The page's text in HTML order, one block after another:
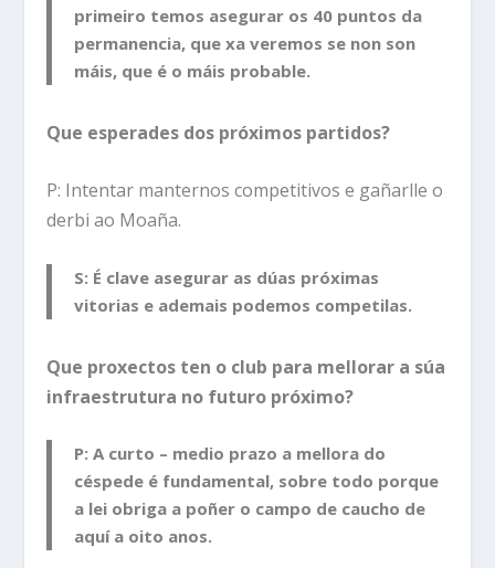
primeiro temos asegurar os 40 puntos da
permanencia, que xa veremos se non son
máis, que é o máis probable.
Que esperades dos próximos partidos?
P: Intentar manternos competitivos e gañarlle o
derbi ao Moaña.
S: É clave asegurar as dúas próximas
vitorias e ademais podemos competilas.
Que proxectos ten o club para mellorar a súa
infraestrutura no futuro próximo?
P: A curto – medio prazo a mellora do
céspede é fundamental, sobre todo porque
a lei obriga a poñer o campo de caucho de
aquí a oito anos.